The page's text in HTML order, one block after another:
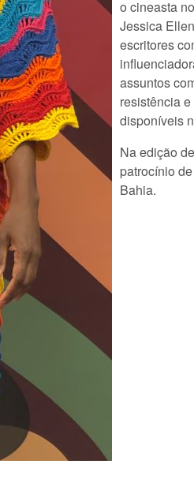
o cineasta
Jessica
escritores
assuntos
resistência
disponíveis
Na edição
patrocínio
Bahia.